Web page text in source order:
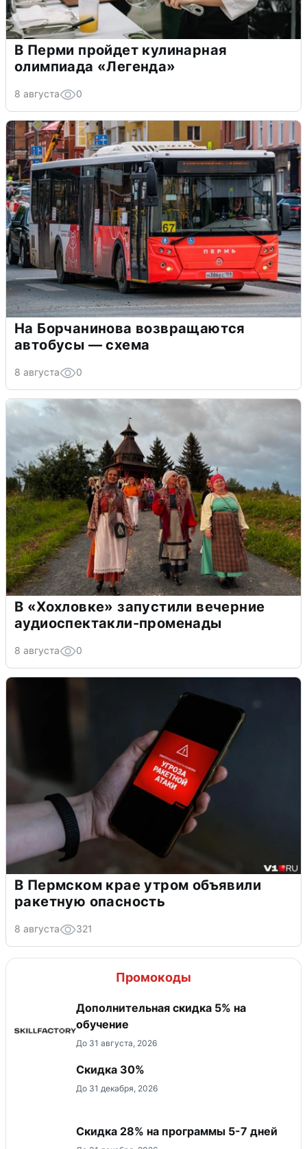
В Перми пройдет кулинарная
олимпиада «Легенда»
8 августа 0
На Борчанинова возвращаются
автобусы — схема
8 августа 0
В «Хохловке» запустили вечерние
аудиоспектакли-променады
8 августа 0
В Пермском крае утром объявили
ракетную опасность
8 августа 321
Промокоды
Дополнительная скидка 5% на
обучение
До 31 августа, 2026
Скидка 30%
До 31 декабря, 2026
Скидка 28% на программы 5-7 дней